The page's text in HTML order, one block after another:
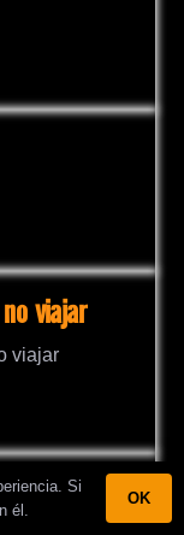
viajar
Si
él.
OK